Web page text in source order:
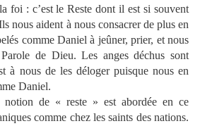
foi : c’est le Reste dont il est si souvent
nous aident à nous consacrer de plus en
comme Daniel à jeûner, prier, et nous
de Dieu. Les anges déchus sont
à nous de les déloger puisque nous en
Daniel.
notion de « reste » est abordée en ce
comme chez les saints des nations.